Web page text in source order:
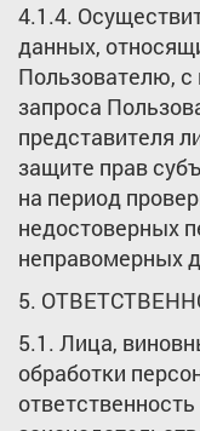
4.1.4.
данных,
Пользователю,
запроса
представителя
защите прав
на период
недостоверных
неправомерных
5.
5.1. Лица,
обработки